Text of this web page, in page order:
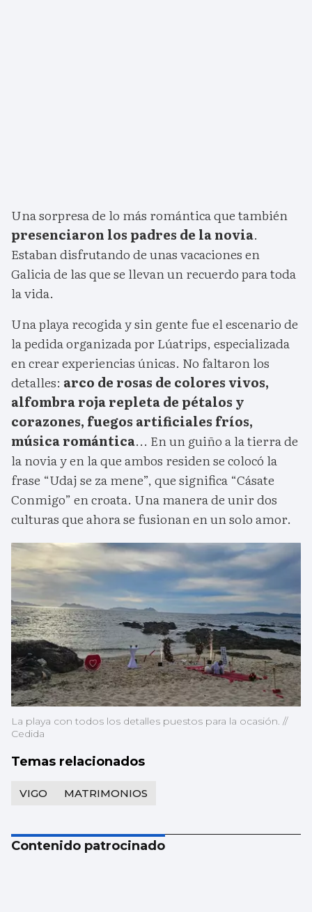
Una sorpresa de lo más romántica que también
presenciaron los padres de la novia.
Estaban disfrutando de unas vacaciones en
Galicia de las que se llevan un recuerdo para toda
la vida.
Una playa recogida y sin gente fue el escenario de
la pedida organizada por Lúatrips, especializada
en crear experiencias únicas. No faltaron los
detalles: arco de rosas de colores vivos,
alfombra roja repleta de pétalos y
corazones, fuegos artificiales fríos,
música romántica... En un guiño a la tierra de
la novia y en la que ambos residen se colocó la
frase “Udaj se za mene”, que significa “Cásate
Conmigo” en croata. Una manera de unir dos
culturas que ahora se fusionan en un solo amor.
La playa con todos los detalles puestos para la ocasión. //
Cedida
Temas relacionados
VIGO MATRIMONIOS
Contenido patrocinado